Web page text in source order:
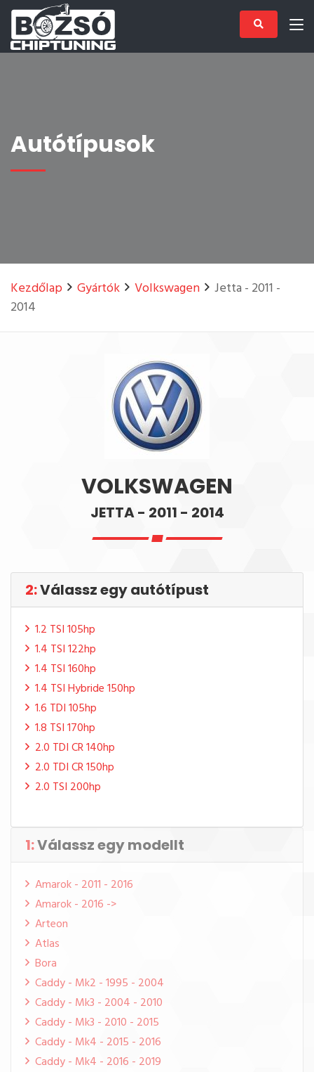
Autótípusok
Kezdőlap Gyártók Volkswagen
Jetta - 2011 -
2014
VOLKSWAGEN
JETTA - 2011 - 2014
1:Válassz egy modellt
Amarok - 2011 - 2016
Amarok - 2016 ->
Arteon
Atlas
Bora
Caddy - Mk2 - 1995 - 2004
Caddy - Mk3 - 2004 - 2010
Caddy - Mk3 - 2010 - 2015
Caddy - Mk4 - 2015 - 2016
Caddy - Mk4 - 2016 - 2019
2:Válassz egy autótípust
1.2 TSI 105hp
1.4 TSI 122hp
1.4 TSI 160hp
1.4 TSI Hybride 150hp
1.6 TDI 105hp
1.8 TSI 170hp
2.0 TDI CR 140hp
2.0 TDI CR 150hp
2.0 TSI 200hp